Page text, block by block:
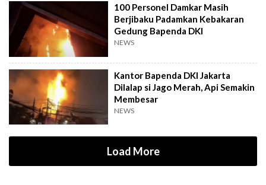
100 Personel Damkar Masih
Berjibaku Padamkan Kebakaran
Gedung Bapenda DKI
NEWS
Kantor Bapenda DKI Jakarta
Dilalap si Jago Merah, Api Semakin
Membesar
NEWS
Load More